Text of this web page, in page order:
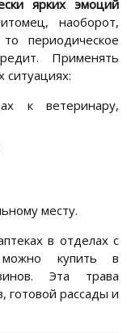
ярких эмоций
наоборот,
периодическое
Применять
ситуациях:
к ветеринару,
месту.
в отделах с
купить в
Эта трава
готовой рассады и